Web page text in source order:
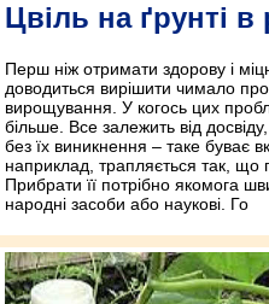
Цвіль на ґрунті в
Перш ніж отримати здорову і
доводиться вирішити чимало
вирощування. У когось цих
більше. Все залежить від
без їх виникнення – таке буває
наприклад, трапляється так, що
Прибрати її потрібно якомога
народні засоби або наукові. Го